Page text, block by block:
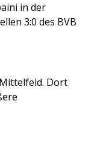
in der
3:0 des BVB
Dort